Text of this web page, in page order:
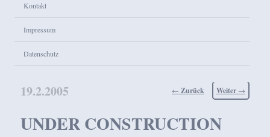
Kontakt
Impressum
Datenschutz
Beitragsnavigation
← Zurück Weiter →
UNDER CONSTRUCTION
19.2.2005